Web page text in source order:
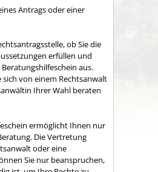
Antrags oder einer
ob Sie die
erfüllen und
aus.
sich von einem Rechtsanwalt
Ihrer Wahl beraten
ermöglicht Ihnen nur
Die Vertretung
oder eine
Sie nur beanspruchen,